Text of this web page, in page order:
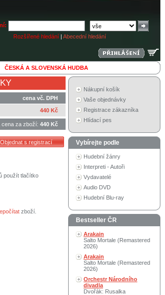
Rozšířené hledání | Abecední hledání
ČESKÁ A SLOVENSKÁ HUDBA
cena vč. DPH
440 Kč
cena za zboží: 440 Kč
použít tlačítko
zboží.
Nákupní košík
Vaše objednávky
Registrace zákazníka
Hlídací pes
Vybírejte podle
Hudební žánry
Interpreti - Autoři
Vydavatelé
Audio DVD
Hudební Blu-ray
Bestseller ČR
Arakain
Salto Mortale (Remastered
2026)
Arakain
Salto Mortale (Remastered
2026)
Orchestr Národního
divadla
Dvořák: Rusalka